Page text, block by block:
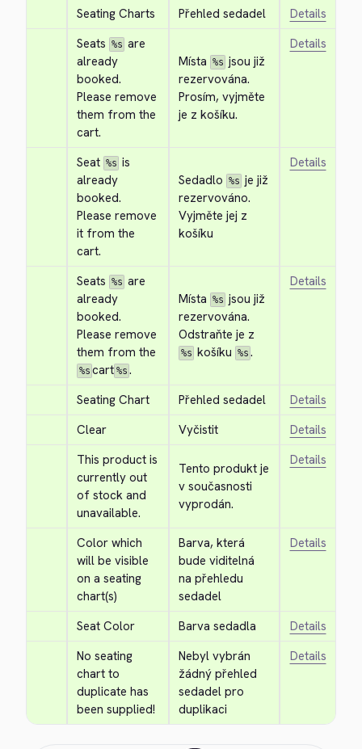
Seating Charts Přehled sedadel
Details
Seats %s are
already
booked.
Please remove
them from the
cart.
Místa %s jsou již
rezervována.
Prosím, vyjměte
je z košíku.
Details
Seat %s is
already
booked.
Please remove
it from the
cart.
Sedadlo %s je již
rezervováno.
Vyjměte jej z
košíku
Details
Seats %s are
already
booked.
Please remove
%s cart %s .
Místa %s jsou již
rezervována.
Odstraňte je z
%s košíku %s .
Details
Seating Chart Přehled sedadel
Details
Clear
Vyčistit
Details
This product is
currently out
of stock and
unavailable.
Tento produkt je
v současnosti
vyprodán.
Details
Color which
will be visible
on a seating
chart(s)
Barva, která
bude viditelná
na přehledu
sedadel
Details
Seat Color Barva sedadla
Details
No seating
chart to
duplicate has
been supplied!
Nebyl vybrán
žádný přehled
sedadel pro
duplikaci
Details